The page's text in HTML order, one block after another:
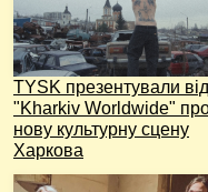
TYSK презентували
"Kharkiv Worldwide"
нову культурну сцену
Харкова